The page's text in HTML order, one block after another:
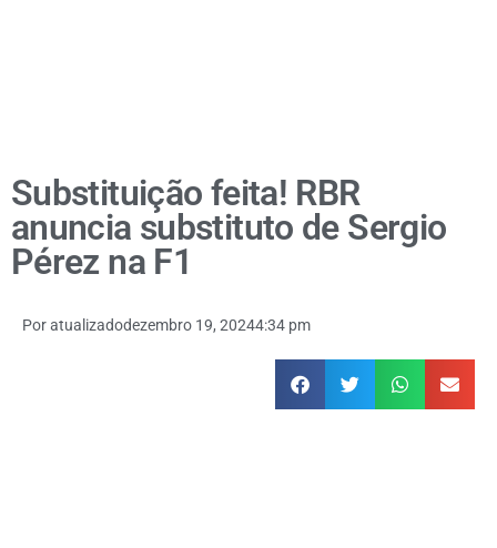
Substituição feita! RBR
anuncia substituto de Sergio
Pérez na F1
Poratualizadodezembro 19, 20244:34 pm